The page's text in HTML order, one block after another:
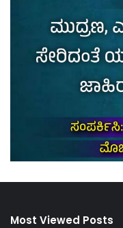
Most Viewed Posts